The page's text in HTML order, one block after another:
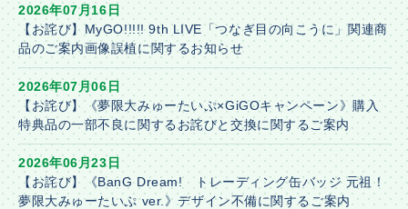
2026年07月16日
【お詫び】MyGO!!!!! 9th LIVE「つなぎ目の向こうに」関連商
品のご案内画像誤植に関するお知らせ
2026年07月06日
【お詫び】《夢限大みゅーたいぷ×GiGOキャンペーン》購入
特典品の一部不良に関するお詫びと交換に関するご案内
2026年06月23日
【お詫び】《BanG Dream! トレーディング缶バッジ 元祖！
夢限大みゅーたいぷ ver.》デザイン不備に関するご案内